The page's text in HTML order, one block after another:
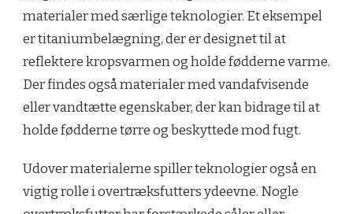
materialer med særlige teknologier. Et eksempel
er titaniumbelægning, der er designet til at
reflektere kropsvarmen og holde fødderne varme.
Der findes også materialer med vandafvisende
eller vandtætte egenskaber, der kan bidrage til at
holde fødderne tørre og beskyttede mod fugt.
Udover materialerne spiller teknologier også en
vigtig rolle i overtræksfutters ydeevne. Nogle